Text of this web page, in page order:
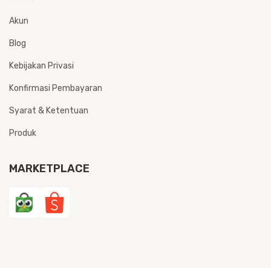
Akun
Blog
Kebijakan Privasi
Konfirmasi Pembayaran
Syarat & Ketentuan
Produk
MARKETPLACE